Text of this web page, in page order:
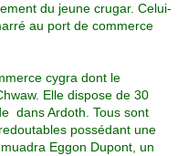
du jeune crugar. Celui-
au port de commerce
cygra dont le
Elle dispose de 30
dans Ardoth. Tous sont
possédant une
Eggon Dupont, un